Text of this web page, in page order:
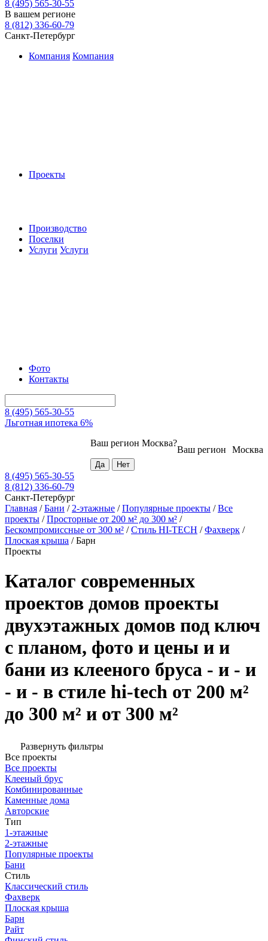
8 (495) 565-30-55
В вашем регионе
8 (812) 336-60-79
Санкт-Петербург
Компания Компания
Проекты
Производство
Поселки
Услуги Услуги
Фото
Контакты
8 (495) 565-30-55
Льготная ипотека 6%
Москва
Ваш регион
Ваш регион Москва?
8 (495) 565-30-55
8 (812) 336-60-79
Санкт-Петербург
Главная /Бани / 2-этажные /Популярные проекты /Все
проекты /Просторные от 200 м² до 300 м² /
Бескомпромиссные от 300 м² /Стиль HI-TECH /Фахверк /
Плоская крыша /Барн
Проекты
Каталог современных
проектов домов проекты
двухэтажных домов под ключ
с планом, фото и цены и и
бани из клееного бруса - и - и
- и - в стиле hi-tech от 200 м²
до 300 м² и от 300 м²
Развернуть фильтры
Все проекты
Все проекты
Клееный брус
Комбинированные
Каменные дома
Авторские
Тип
1-этажные
2-этажные
Популярные проекты
Бани
Стиль
Классический стиль
Фахверк
Плоская крыша
Барн
Райт